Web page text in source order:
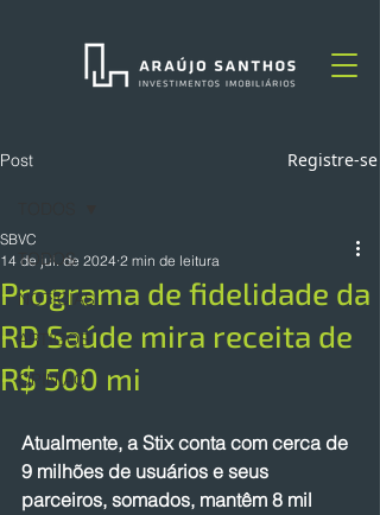
Post Registre-se
TODOS
NOTÍCIAS
ARTIGOS
OPINIÃO
Programa de fidelidade da
RD Saúde mira receita de
R$ 500 mi
SBVC
14 de jul. de 2024 2 min de leitura
Atualmente, a Stix conta com cerca de
9 milhões de usuários e seus
parceiros, somados, mantêm 8 mil